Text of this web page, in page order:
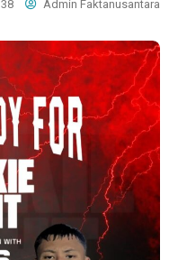
38 Admin Faktanusantara